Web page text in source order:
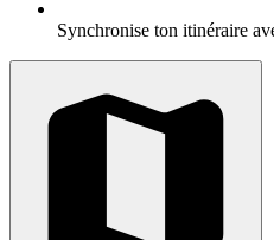
Synchronise ton itinéraire